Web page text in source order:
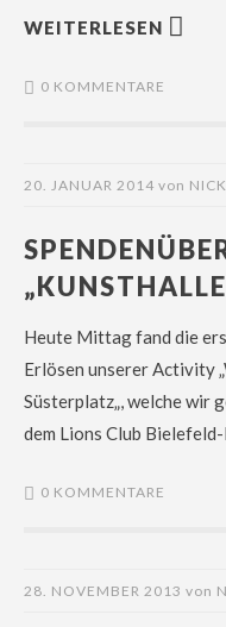
WEITERLESEN
0 KOMMENTARE
20. JANUAR 2014 von
Heute Mittag fand die
Erlösen unserer Activity
Süsterplatz„, welche wir
dem Lions Club
0 KOMMENTARE
28. NOVEMBER 2013 von